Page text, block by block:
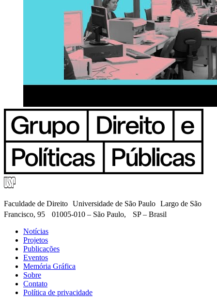
Faculdade de Direito Universidade de São Paulo Largo de São
Francisco, 95 01005-010 – São Paulo, SP – Brasil
Notícias
Projetos
Publicações
Eventos
Memória Gráfica
Sobre
Contato
Política de privacidade